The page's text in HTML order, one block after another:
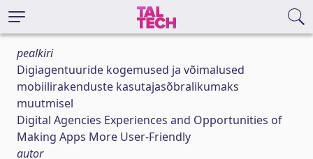
pealkiri
Digiagentuuride kogemused ja võimalused
mobiilirakenduste kasutajasõbralikumaks
muutmisel
Digital Agencies Experiences and Opportunities of
Making Apps More User-Friendly
autor